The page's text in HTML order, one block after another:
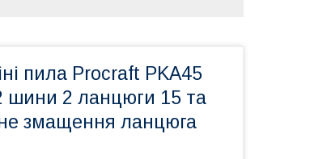
пила Procraft PKA45
шини 2 ланцюги 15 та
змащення ланцюга